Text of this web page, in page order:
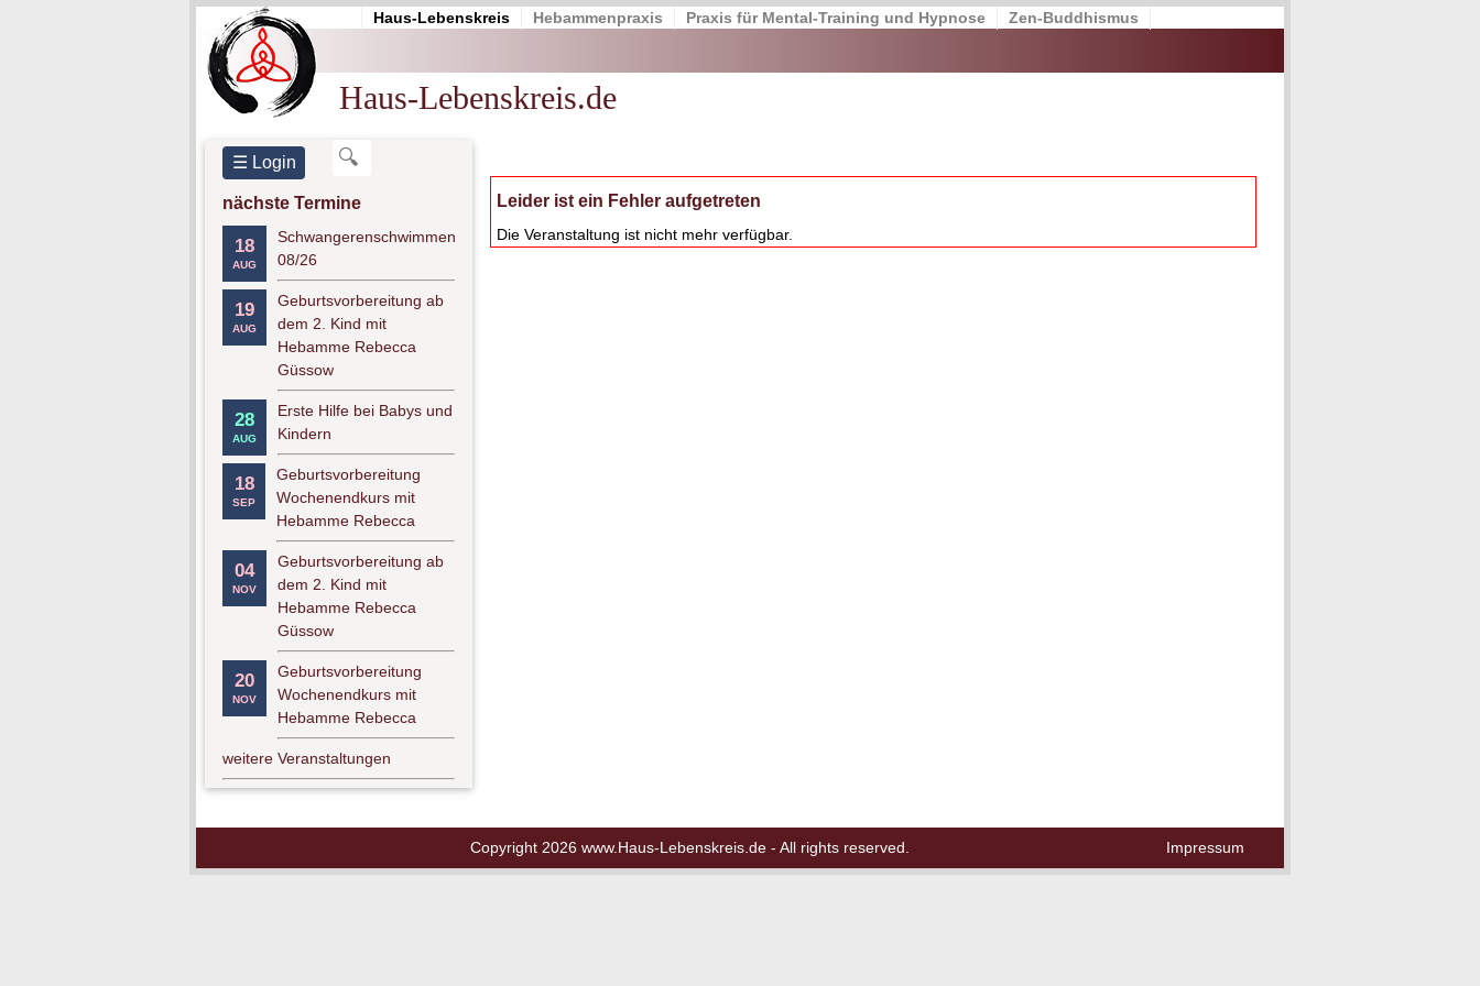
Haus-Lebenskreis.de
Haus-Lebenskreis Hebammenpraxis Praxis für Mental-Training und Hypnose Zen-Buddhismus
☰ Login
nächste Termine
18
AUG
Schwangerenschwimmen
08/26
19
AUG
Geburtsvorbereitung ab
dem 2. Kind mit
Hebamme Rebecca
Güssow
28
AUG
Erste Hilfe bei Babys und
Kindern
18
SEP
Geburtsvorbereitung
Wochenendkurs mit
Hebamme Rebecca
04
NOV
Geburtsvorbereitung ab
dem 2. Kind mit
Hebamme Rebecca
Güssow
20
NOV
Geburtsvorbereitung
Wochenendkurs mit
Hebamme Rebecca
weitere Veranstaltungen
Leider ist ein Fehler aufgetreten
Die Veranstaltung ist nicht mehr verfügbar.
Copyright 2026 www.Haus-Lebenskreis.de - All rights reserved. Impressum